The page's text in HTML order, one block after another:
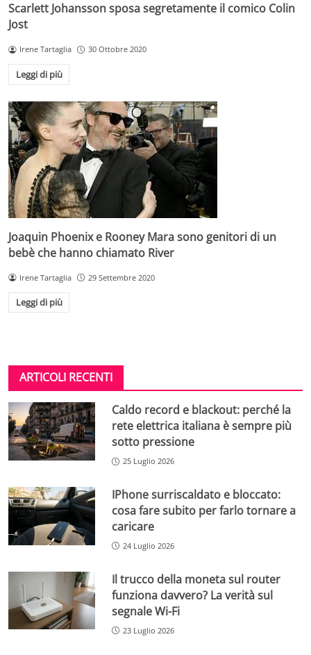
Scarlett Johansson sposa segretamente il comico Colin
Jost
Irene Tartaglia 30 Ottobre 2020
Leggi di più
Joaquin Phoenix e Rooney Mara sono genitori di un
bebè che hanno chiamato River
Irene Tartaglia 29 Settembre 2020
Leggi di più
ARTICOLI RECENTI
Caldo record e blackout: perché la
rete elettrica italiana è sempre più
sotto pressione
25 Luglio 2026
IPhone surriscaldato e bloccato:
cosa fare subito per farlo tornare a
caricare
24 Luglio 2026
Il trucco della moneta sul router
funziona davvero? La verità sul
segnale Wi-Fi
23 Luglio 2026